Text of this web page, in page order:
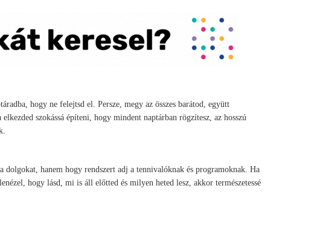
hogy ne felejtsd el. Persze, megy az összes barátod, együtt
szokássá építeni, hogy mindent naptárban rögzítesz, az hosszú
hanem hogy rendszert adj a tennivalóknak és programoknak. Ha
hogy lásd, mi is áll előtted és milyen heted lesz, akkor természetessé